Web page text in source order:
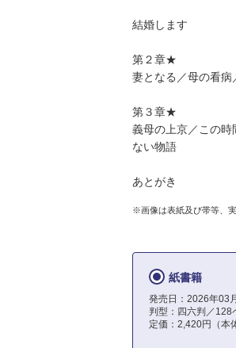
結婚します
第２章★
妻となる／母の看病
第３章★
義母の上京／この
ない物語
あとがき
※画像は表紙及び帯等、
紙書籍
発売日：2026年03
判型：四六判／128
定価：2,420円（本